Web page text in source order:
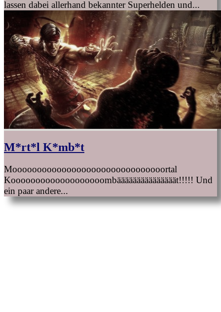
lassen dabei allerhand bekannter Superhelden und...
M*rt*l K*mb*t
Mooooooooooooooooooooooooooooooortal
Kooooooooooooooooooombääääääääääääääät!!!!! Und
ein paar andere...